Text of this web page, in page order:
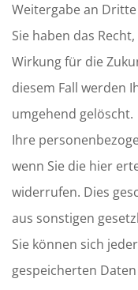
Weitergabe an
Sie haben das
Wirkung für die
diesem Fall werden
umgehend gelöscht.
Ihre
wenn Sie die hier
widerrufen. Dies
aus sonstigen
Sie können sich
gespeicherten